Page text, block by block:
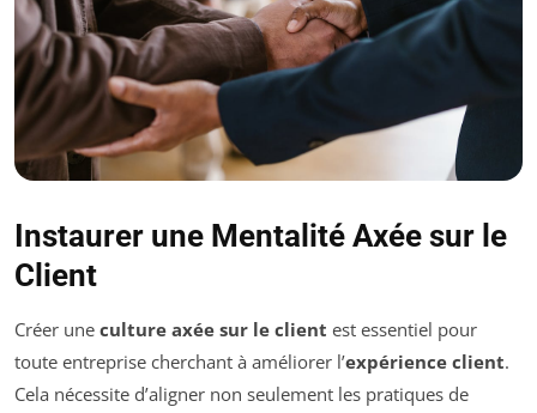
Instaurer une Mentalité Axée sur le
Client
Créer une culture axée sur le client est essentiel pour
toute entreprise cherchant à améliorer l’expérience client.
Cela nécessite d’aligner non seulement les pratiques de